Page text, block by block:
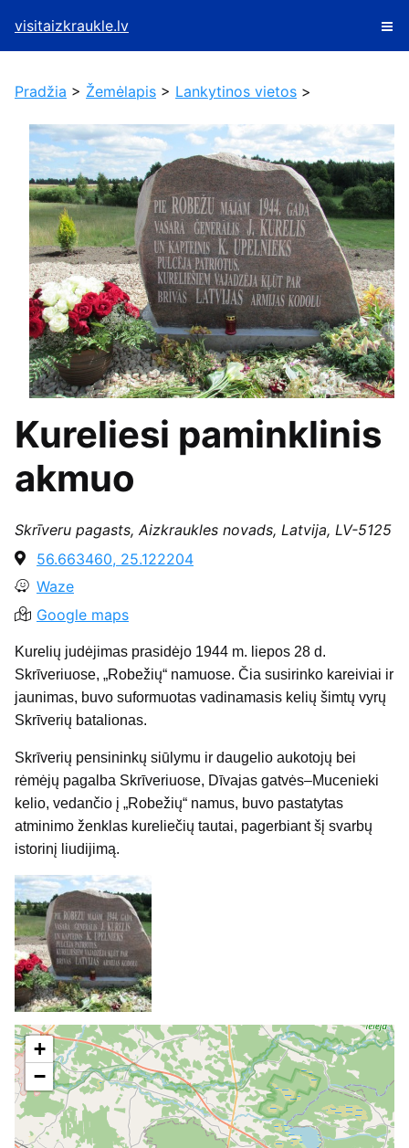
visitaizkraukle.lv
Pradžia > Žemėlapis > Lankytinos vietos >
Kureliesi paminklinis
akmuo
Skrīveru pagasts, Aizkraukles novads, Latvija, LV-5125
56.663460, 25.122204
Waze
Google maps
Kurelių judėjimas prasidėjo 1944 m. liepos 28 d.
Skrīveriuose, „Robežių“ namuose. Čia susirinko kareiviai ir
jaunimas, buvo suformuotas vadinamasis kelių šimtų vyrų
Skrīverių batalionas.
Skrīverių pensininkų siūlymu ir daugelio aukotojų bei
rėmėjų pagalba Skrīveriuose, Dīvajas gatvės–Mucenieki
kelio, vedančio į „Robežių“ namus, buvo pastatytas
atminimo ženklas kureliečių tautai, pagerbiant šį svarbų
istorinį liudijimą.
+
−